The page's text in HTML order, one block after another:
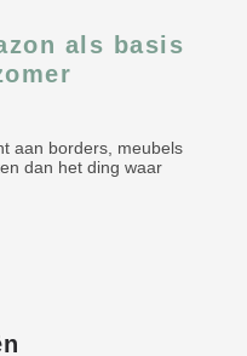
als basis
aan borders, meubels
dan het ding waar